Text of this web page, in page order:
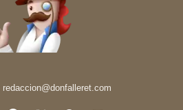
redaccion@donfalleret.com